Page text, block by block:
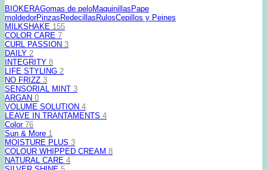
BIOKERAGomas de peloMaquinillas Pape
moldedorPinzas Redecillas RulosCepillos y Peines
MILKSHAKE 155
COLOR CARE 7
CURL PASSION 3
DAILY 2
INTEGRITY 8
LIFE STYLING 2
NO FRIZZ 3
SENSORIAL MINT 3
ARGAN 0
VOLUME SOLUTION 4
LEAVE IN TRANTAMENTS 4
Color 76
Sun & More 1
MOISTURE PLUS 3
COLOUR WHIPPED CREAM 8
NATURAL CARE 4